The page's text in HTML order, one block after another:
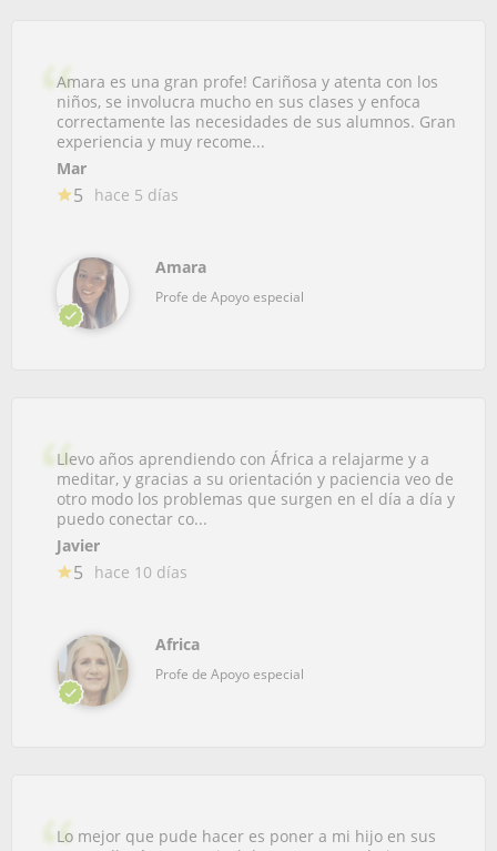
Amara es una gran profe! Cariñosa y atenta con los
niños, se involucra mucho en sus clases y enfoca
correctamente las necesidades de sus alumnos. Gran
experiencia y muy recome...
Mar
5 hace 5 días
Amara
Profe de Apoyo especial
Llevo años aprendiendo con África a relajarme y a
meditar, y gracias a su orientación y paciencia veo de
otro modo los problemas que surgen en el día a día y
puedo conectar co...
Javier
5 hace 10 días
Africa
Profe de Apoyo especial
Lo mejor que pude hacer es poner a mi hijo en sus